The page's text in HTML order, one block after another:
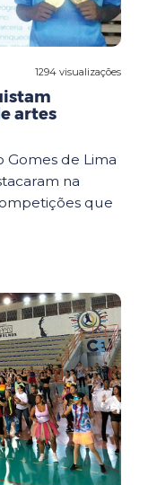
1294 visualizações
artes
Gomes de Lima
na
que